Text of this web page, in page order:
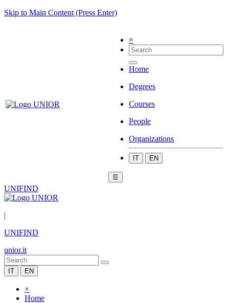
Skip to Main Content (Press Enter)
×
Home
Degrees
Courses
People
Organizations
IT EN
☰
UNIFIND
|
UNIFIND
unior.it
IT EN
×
Home